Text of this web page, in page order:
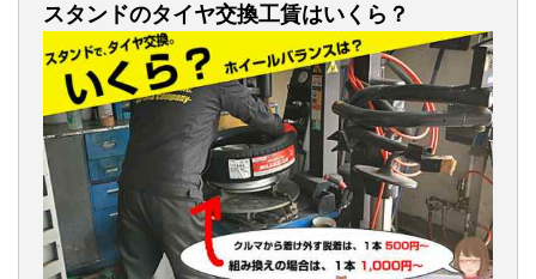
スタンドのタイヤ交換工賃はいくら？